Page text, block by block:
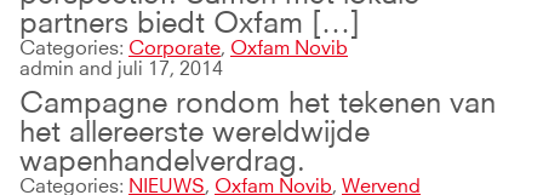
partners biedt Oxfam […]
Categories: Corporate
Oxfam Novib
admin and juli 17, 2014
Campagne rondom het tekenen van
het allereerste wereldwijde
wapenhandelverdrag.
Categories: NIEUWS Oxfam Novib Wervend